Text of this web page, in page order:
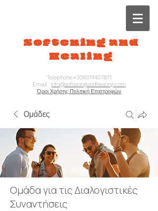
Softening and
Healing
Telephone:+306974407871
Email : info@softeningandhealing.com
Όροι Χρήσης Πολιτική Επιστροφών
Ομάδες
Ομάδα για τις Διαλογιστικές
Συναντήσεις